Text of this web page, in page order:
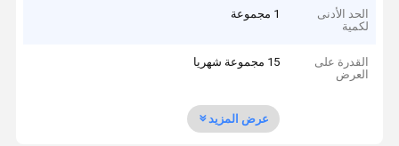
الحد الأدنى
لكمية
1 مجموعة
القدرة على
العرض
15 مجموعة شهريا
عرض المزيد